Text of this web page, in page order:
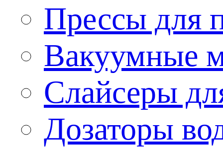
Прессы для
Вакуумные
Слайсеры
Дозаторы